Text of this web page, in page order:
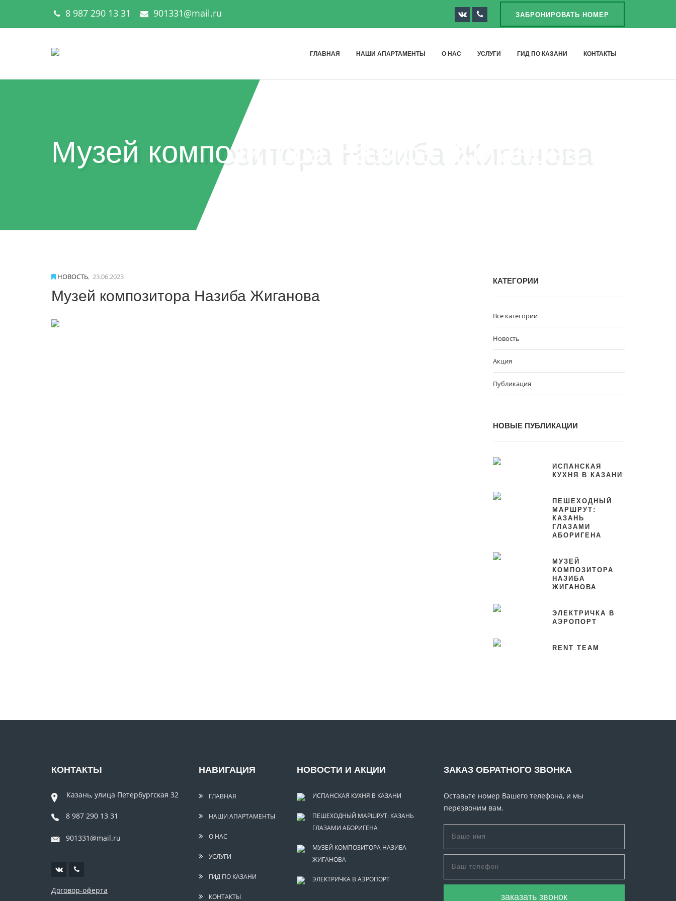
8 987 290 13 31 901331@mail.ru ЗАБРОНИРОВАТЬ НОМЕР
ГЛАВНАЯ НАШИ АПАРТАМЕНТЫ О НАС УСЛУГИ ГИД ПО КАЗАНИ КОНТАКТЫ
Музей композитора Назиба Жиганова
НОВОСТЬ, 23.06.2023
Музей композитора Назиба Жиганова
КАТЕГОРИИ
Все категории
Новость
Акция
Публикация
НОВЫЕ ПУБЛИКАЦИИ
ИСПАНСКАЯ
КУХНЯ В КАЗАНИ
ПЕШЕХОДНЫЙ
МАРШРУТ:
КАЗАНЬ
ГЛАЗАМИ
АБОРИГЕНА
МУЗЕЙ
КОМПОЗИТОРА
НАЗИБА
ЖИГАНОВА
ЭЛЕКТРИЧКА В
АЭРОПОРТ
RENT TEAM
КОНТАКТЫ
Казань, улица Петербургская 32
8 987 290 13 31
901331@mail.ru
Договор-оферта
НАВИГАЦИЯ
ГЛАВНАЯ
НАШИ АПАРТАМЕНТЫ
О НАС
УСЛУГИ
ГИД ПО КАЗАНИ
КОНТАКТЫ
НОВОСТИ И АКЦИИ
ИСПАНСКАЯ КУХНЯ В КАЗАНИ
ПЕШЕХОДНЫЙ МАРШРУТ: КАЗАНЬ
ГЛАЗАМИ АБОРИГЕНА
МУЗЕЙ КОМПОЗИТОРА НАЗИБА
ЖИГАНОВА
ЭЛЕКТРИЧКА В АЭРОПОРТ
ЗАКАЗ ОБРАТНОГО ЗВОНКА
Оставьте номер Вашего телефона, и мы
перезвоним вам.
заказать звонок